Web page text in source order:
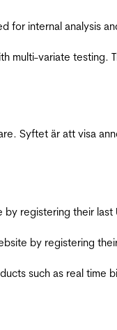
for internal analysis
multi-variate
Syftet är att visa
registering their last
by registering
such as real time